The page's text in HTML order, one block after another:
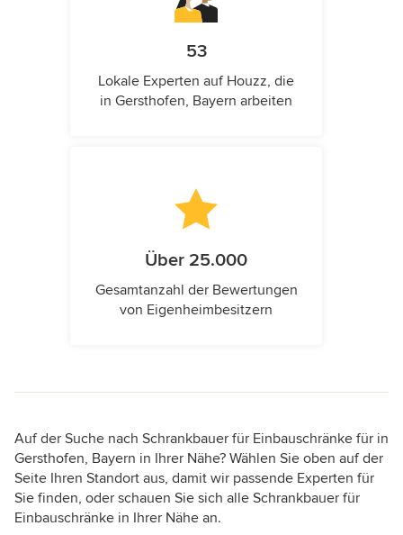
53
Lokale Experten auf Houzz, die
in Gersthofen, Bayern arbeiten
Über 25.000
Gesamtanzahl der Bewertungen
von Eigenheimbesitzern
Auf der Suche nach Schrankbauer für Einbauschränke für in
Gersthofen, Bayern in Ihrer Nähe? Wählen Sie oben auf der
Seite Ihren Standort aus, damit wir passende Experten für
Sie finden, oder schauen Sie sich alle Schrankbauer für
Einbauschränke in Ihrer Nähe an.